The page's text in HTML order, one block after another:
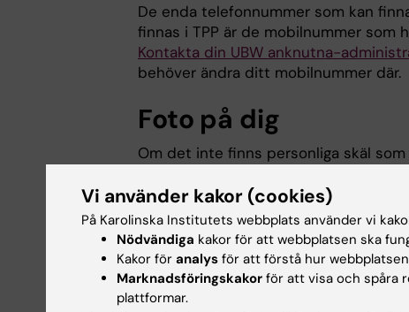
De enda telefonnummer som kan
finnas i TPP är de mobilnummer som
Kontakta din UBW anknutna-
behöver ändra ditt mobilnummer där.
Foto på dig
Om det inte finns personliga skäl
När du laddar upp en bild underlättar
bilden kvadratiskt. Se också till att:
fotot föreställer dig
ditt ansikte är centrerat i bilden
Vi använder kakor (cookies)
På Karolinska Institutets webbplats använder vi
Nödvändiga kakor för att webbplatsen ska
Kakor för analys för att förstå hur
Marknadsföringskakor för att visa och spåra
plattformar.